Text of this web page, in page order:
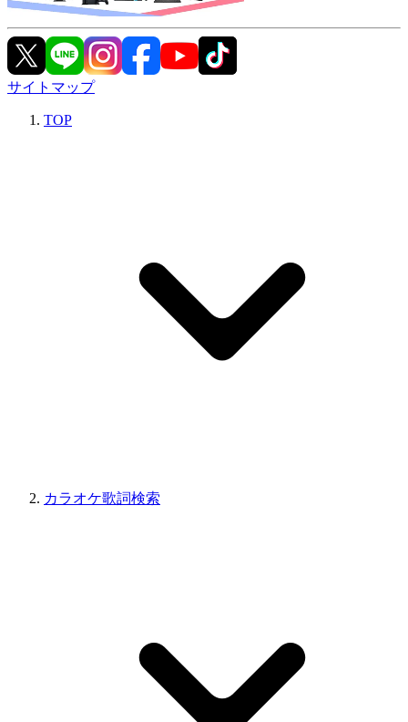
サイトマップ
TOP
カラオケ歌詞検索